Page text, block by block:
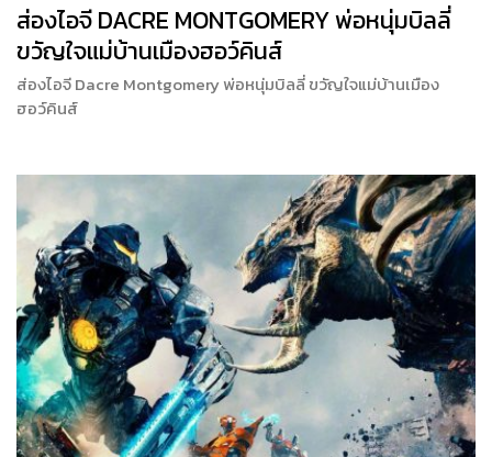
ส่องไอจี DACRE MONTGOMERY พ่อหนุ่มบิลลี่
ขวัญใจแม่บ้านเมืองฮอว์คินส์
ส่องไอจี Dacre Montgomery พ่อหนุ่มบิลลี่ ขวัญใจแม่บ้านเมือง
ฮอว์คินส์